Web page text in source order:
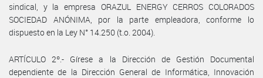
sindical, y la empresa ORAZUL ENERGY CERROS COLORADOS
SOCIEDAD ANÓNIMA, por la parte empleadora, conforme lo
dispuesto en la Ley N° 14.250 (t.o. 2004).
ARTÍCULO 2º.- Gírese a la Dirección de Gestión Documental
dependiente de la Dirección General de Informática, Innovación